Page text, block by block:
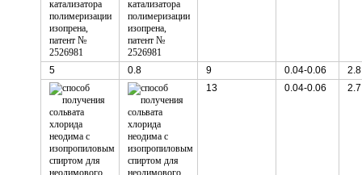
5 0.8 9 0.04-0.06
2.8
13
0.04-0.06 2.7